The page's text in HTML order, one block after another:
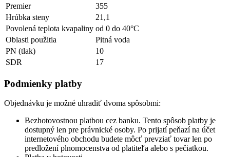
Premier
355
Hrúbka steny
21,1
Povolená teplota kvapaliny od 0 do 40°С
Oblasti použitia
Pitná voda
PN (tlak)
10
SDR
17
Podmienky platby
Objednávku je možné uhradiť dvoma spôsobmi:
Bezhotovostnou platbou cez banku. Tento spôsob platby je
dostupný len pre právnické osoby. Po prijatí peňazí na účet
internetového obchodu budete môcť prevziať tovar len po
predložení plnomocenstva od platiteľa alebo s pečiatkou.